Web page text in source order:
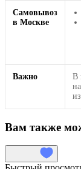
Самовывоз
в Москве
Важно
В
Вам также